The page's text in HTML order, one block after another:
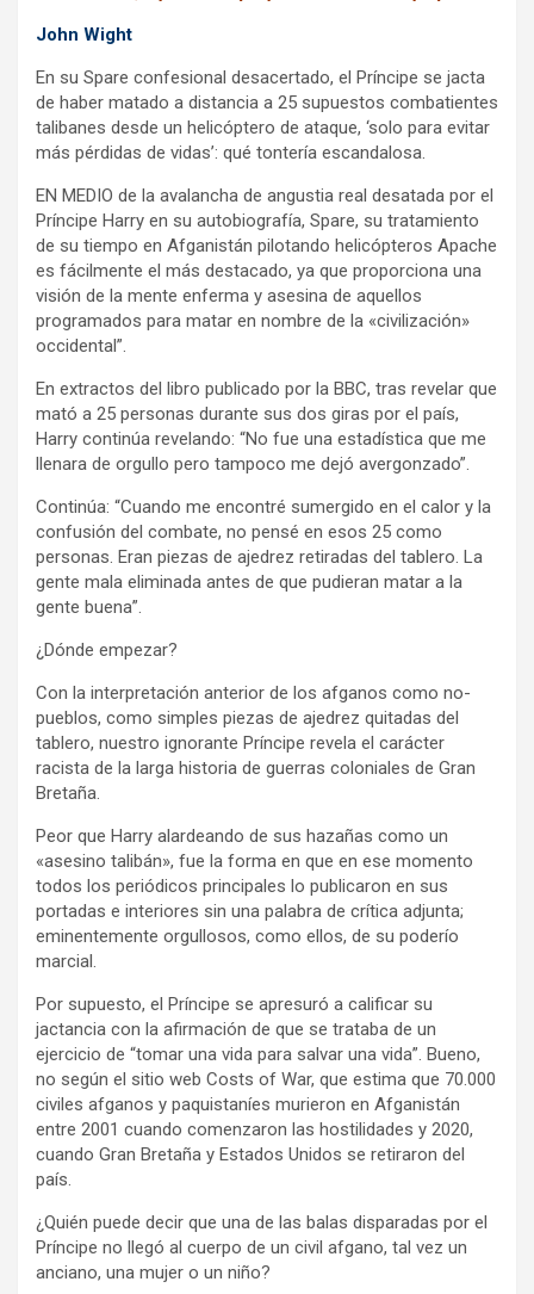
John Wight
En su Spare confesional desacertado, el Príncipe se jacta
de haber matado a distancia a 25 supuestos combatientes
talibanes desde un helicóptero de ataque, ‘solo para evitar
más pérdidas de vidas’: qué tontería escandalosa.
EN MEDIO de la avalancha de angustia real desatada por el
Príncipe Harry en su autobiografía, Spare, su tratamiento
de su tiempo en Afganistán pilotando helicópteros Apache
es fácilmente el más destacado, ya que proporciona una
visión de la mente enferma y asesina de aquellos
programados para matar en nombre de la «civilización»
occidental”.
En extractos del libro publicado por la BBC, tras revelar que
mató a 25 personas durante sus dos giras por el país,
Harry continúa revelando: “No fue una estadística que me
llenara de orgullo pero tampoco me dejó avergonzado”.
Continúa: “Cuando me encontré sumergido en el calor y la
confusión del combate, no pensé en esos 25 como
personas. Eran piezas de ajedrez retiradas del tablero. La
gente mala eliminada antes de que pudieran matar a la
gente buena”.
¿Dónde empezar?
Con la interpretación anterior de los afganos como no-
pueblos, como simples piezas de ajedrez quitadas del
tablero, nuestro ignorante Príncipe revela el carácter
racista de la larga historia de guerras coloniales de Gran
Bretaña.
Peor que Harry alardeando de sus hazañas como un
«asesino talibán», fue la forma en que en ese momento
todos los periódicos principales lo publicaron en sus
portadas e interiores sin una palabra de crítica adjunta;
eminentemente orgullosos, como ellos, de su poderío
marcial.
Por supuesto, el Príncipe se apresuró a calificar su
jactancia con la afirmación de que se trataba de un
ejercicio de “tomar una vida para salvar una vida”. Bueno,
no según el sitio web Costs of War, que estima que 70.000
civiles afganos y paquistaníes murieron en Afganistán
entre 2001 cuando comenzaron las hostilidades y 2020,
cuando Gran Bretaña y Estados Unidos se retiraron del
país.
¿Quién puede decir que una de las balas disparadas por el
Príncipe no llegó al cuerpo de un civil afgano, tal vez un
anciano, una mujer o un niño?